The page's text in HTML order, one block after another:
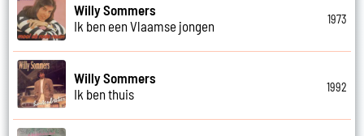
Willy Sommers
Ik ben een Vlaamse jongen
1973
Willy Sommers
Ik ben thuis
1992